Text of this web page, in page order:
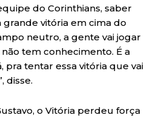
do Corinthians, saber
vitória em cima do
neutro, a gente vai jogar
tem conhecimento. É a
pra tentar essa vitória que vai
disse.
o Vitória perdeu força